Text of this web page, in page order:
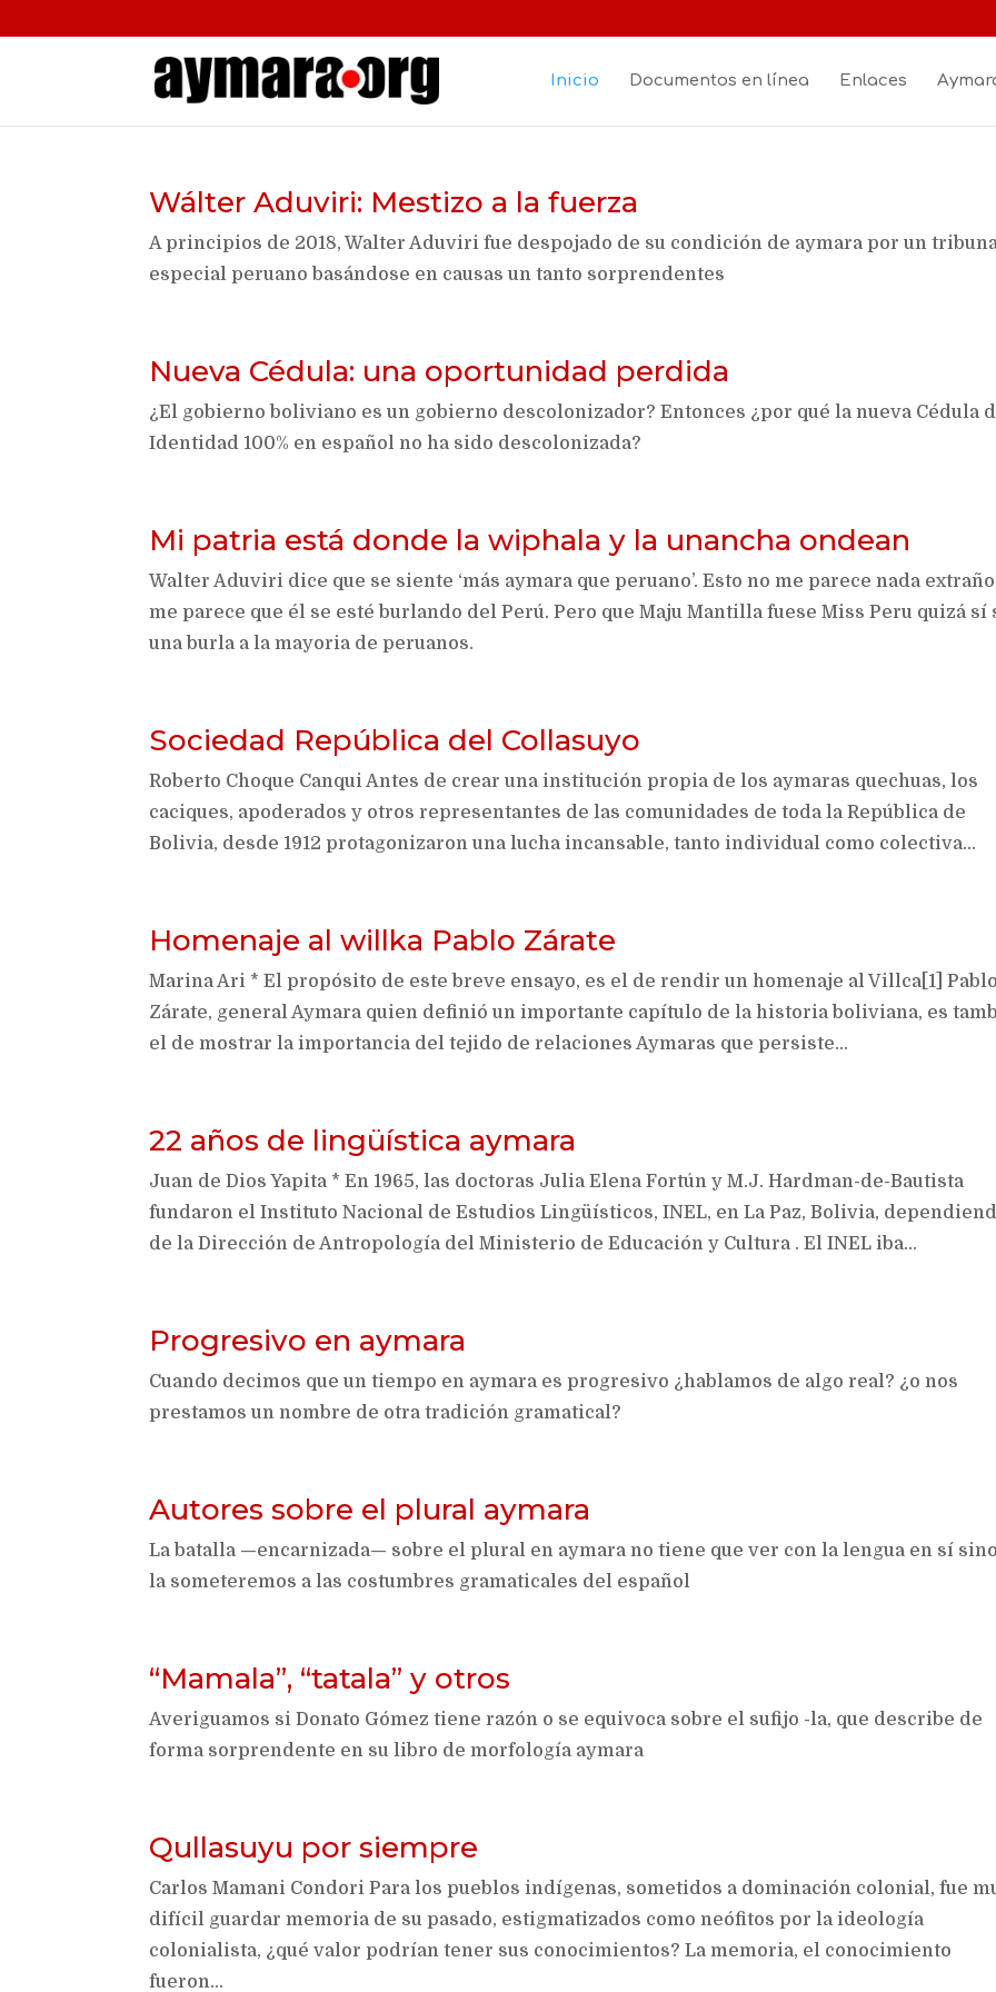
Inicio Documentos en línea Enlaces
Wálter Aduviri: Mestizo a la fuerza
A principios de 2018, Walter Aduviri fue despojado de su condición de aymara por un
especial peruano basándose en causas un tanto sorprendentes
Nueva Cédula: una oportunidad perdida
¿El gobierno boliviano es un gobierno descolonizador? Entonces ¿por qué la nueva Cédula
Identidad 100% en español no ha sido descolonizada?
Mi patria está donde la wiphala y la unancha ondean
Walter Aduviri dice que se siente ‘más aymara que peruano’. Esto no me parece nada
me parece que él se esté burlando del Perú. Pero que Maju Mantilla fuese Miss Peru quizá sí
una burla a la mayoria de peruanos.
Sociedad República del Collasuyo
Roberto Choque Canqui Antes de crear una institución propia de los aymaras quechuas, los
caciques, apoderados y otros representantes de las comunidades de toda la República de
Bolivia, desde 1912 protagonizaron una lucha incansable, tanto individual como colectiva...
Homenaje al willka Pablo Zárate
Marina Ari * El propósito de este breve ensayo, es el de rendir un homenaje al Villca[1] Pablo
Zárate, general Aymara quien definió un importante capítulo de la historia boliviana, es
el de mostrar la importancia del tejido de relaciones Aymaras que persiste...
22 años de lingüística aymara
Juan de Dios Yapita * En 1965, las doctoras Julia Elena Fortún y M.J. Hardman-de-Bautista
fundaron el Instituto Nacional de Estudios Lingüísticos, INEL, en La Paz, Bolivia,
de la Dirección de Antropología del Ministerio de Educación y Cultura . El INEL iba...
Progresivo en aymara
Cuando decimos que un tiempo en aymara es progresivo ¿hablamos de algo real? ¿o nos
prestamos un nombre de otra tradición gramatical?
Autores sobre el plural aymara
La batalla —encarnizada— sobre el plural en aymara no tiene que ver con la lengua en sí
la someteremos a las costumbres gramaticales del español
“Mamala”, “tatala” y otros
Averiguamos si Donato Gómez tiene razón o se equivoca sobre el sufijo -la, que describe de
forma sorprendente en su libro de morfología aymara
Qullasuyu por siempre
Carlos Mamani Condori Para los pueblos indígenas, sometidos a dominación colonial, fue
difícil guardar memoria de su pasado, estigmatizados como neófitos por la ideología
colonialista, ¿qué valor podrían tener sus conocimientos? La memoria, el conocimiento
fueron...